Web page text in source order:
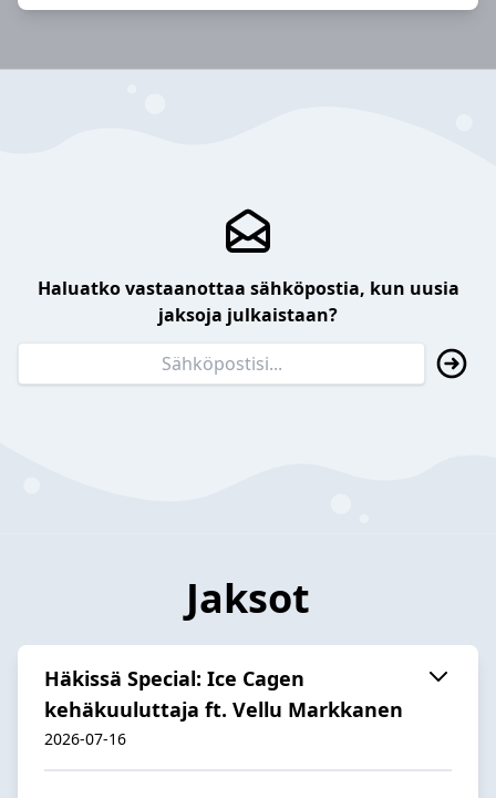
Haluatko vastaanottaa sähköpostia, kun uusia
jaksoja julkaistaan?
Jaksot
Häkissä Special: Ice Cagen
kehäkuuluttaja ft. Vellu Markkanen
2026-07-16